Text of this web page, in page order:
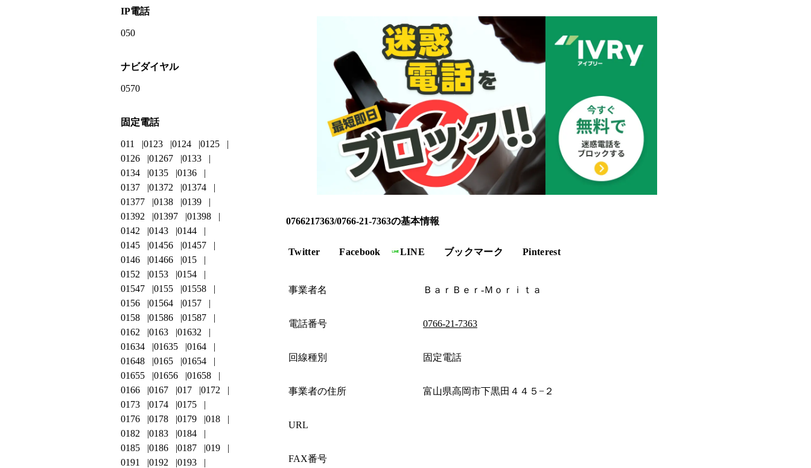
0766217363/0766-21-7363の基本情報
Twitter Facebook LINE ブックマーク Pinterest
事業者名 ＢａｒＢｅｒ‐Ｍｏｒｉｔａ
電話番号 0766-21-7363
回線種別 固定電話
事業者の住所 富山県高岡市下黒田４４５−２
URL
FAX番号
IP電話
050
ナビダイヤル
0570
固定電話
011 0123 0124
0125
0126
01267
0133
0134
0135
0136
0137
01372
01374
01377
0138
0139
01392
01397
01398
0142
0143
0144
0145
01456
01457
0146
01466
015
0152
0153
0154
01547
0155
01558
0156
01564
0157
0158
01586
01587
0162
0163
01632
01634
01635
0164
01648
0165
01654
01655
01656
01658
0166
0167 017
0172
0173
0174
0175
0176
0178 0179
018
0182
0183
0184
0185
0186 0187
019
0191
0192
0193